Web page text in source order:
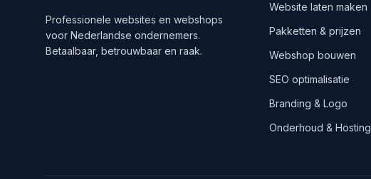
Professionele websites en webshops
voor Nederlandse ondernemers.
Betaalbaar, betrouwbaar en raak.
Website laten maken
Pakketten & prijzen
Webshop bouwen
SEO optimalisatie
Branding & Logo
Onderhoud & Hosting